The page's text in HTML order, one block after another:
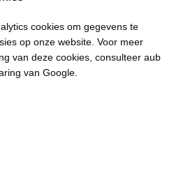
cookies om gegevens te
op onze website. Voor meer
van deze cookies, consulteer aub
van Google.